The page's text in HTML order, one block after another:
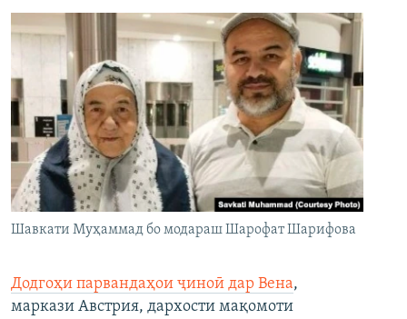
Шавкати Муҳаммад бо модараш Шарофат Шарифова
Додгоҳи парвандаҳои ҷиноӣ дар Вена,
маркази Австрия, дархости мақомоти